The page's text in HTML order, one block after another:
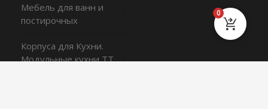
Мебель для ванн и
постирочных
Корпуса для Кухни.
Модульные кухни TT
0